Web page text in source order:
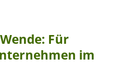
Für
im